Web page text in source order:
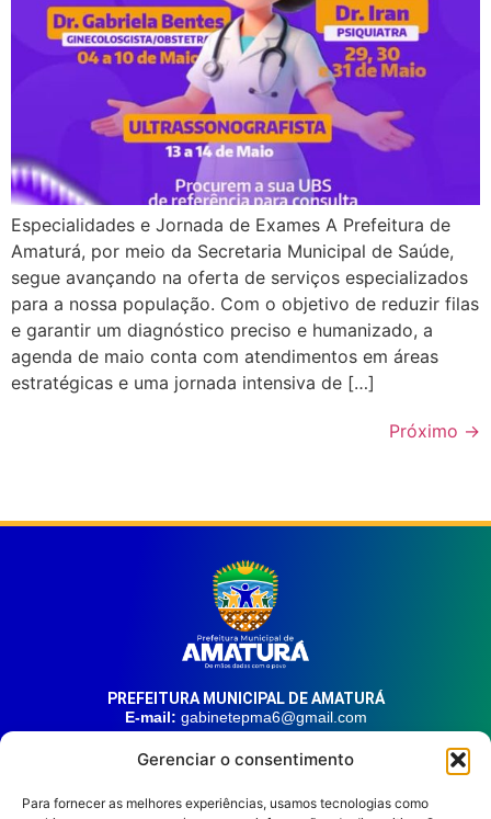
Gerenciar o consentimento
Para fornecer as melhores experiências, usamos tecnologias como
Especialidades e Jornada de Exames A Prefeitura de
Amaturá, por meio da Secretaria Municipal de Saúde,
segue avançando na oferta de serviços especializados
para a nossa população. Com o objetivo de reduzir filas
e garantir um diagnóstico preciso e humanizado, a
agenda de maio conta com atendimentos em áreas
estratégicas e uma jornada intensiva de […]
Próximo →
PREFEITURA MUNICIPAL DE AMATURÁ
E-mail: gabinetepma6@gmail.com
Av. 21 de Junho, n° 1746, Centro | Amaturá – AM